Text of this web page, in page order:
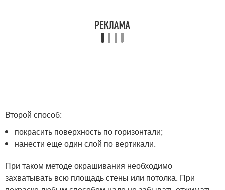
Второй способ:
покрасить поверхность по горизонтали;
нанести еще один слой по вертикали.
При таком методе окрашивания необходимо
захватывать всю площадь стены или потолка. При